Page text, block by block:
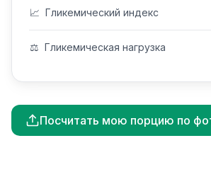
📈 Гликемический индекс
⚖️ Гликемическая нагрузка
Посчитать мою порцию по